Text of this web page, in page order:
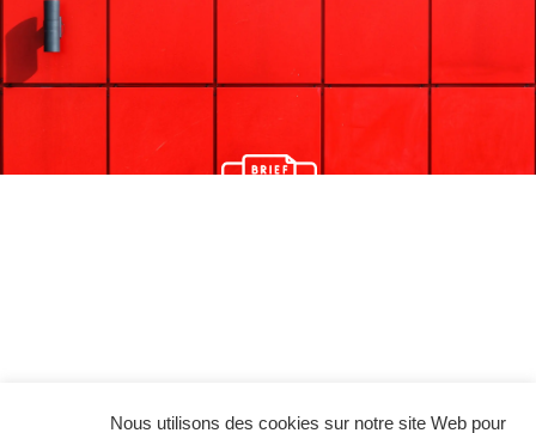
Nous utilisons des cookies sur notre site Web pour